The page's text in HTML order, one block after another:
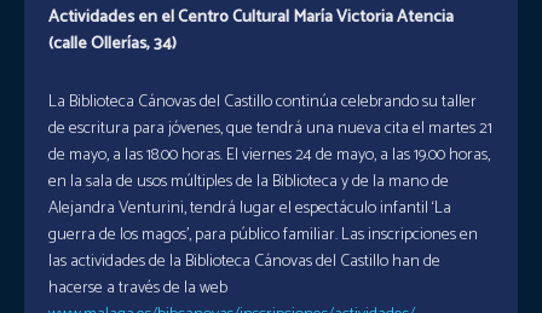
Actividades en el Centro Cultural María Victoria Atencia
(calle Ollerías, 34)
La Biblioteca Cánovas del Castillo continúa celebrando su taller
de escritura para jóvenes, que tendrá una nueva cita el martes 21
de mayo, a las 18.00 horas. El viernes 24 de mayo, a las 19.00 horas,
en la sala de usos múltiples de la Biblioteca y de la mano de
Alejandra Venturini, tendrá lugar el espectáculo infantil ‘La
guerra de los magos’, para público familiar. Las inscripciones en
las actividades de la Biblioteca Cánovas del Castillo han de
hacerse a través de la web